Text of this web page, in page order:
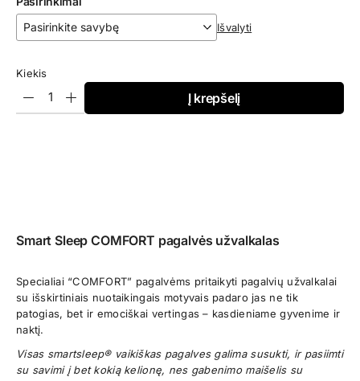
Išvalyti
Kiekis
Į krepšelį
Smart Sleep COMFORT pagalvės užvalkalas
Specialiai “COMFORT” pagalvėms pritaikyti pagalvių užvalkalai
su išskirtiniais nuotaikingais motyvais padaro jas ne tik
patogias, bet ir emociškai vertingas – kasdieniame gyvenime ir
naktį.
Visas smartsleep® vaikiškas pagalves galima susukti, ir pasiimti
su savimi į bet kokią kelionę, nes gabenimo maišelis su